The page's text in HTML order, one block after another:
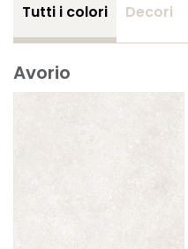
Tutti i colori Decori
Avorio